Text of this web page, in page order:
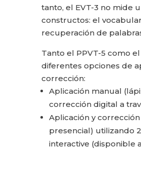
tanto, el EVT-3 no mide
constructos: el
recuperación de
Tanto el PPVT-5 como
diferentes opciones de
corrección:
Aplicación manual
corrección digital a
Aplicación y
presencial) utilizando
interactive (disponible